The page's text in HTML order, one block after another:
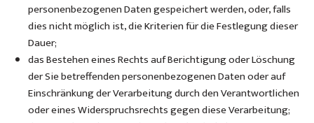
personenbezogenen Daten gespeichert werden, oder, falls
dies nicht möglich ist, die Kriterien für die Festlegung dieser
Dauer;
das Bestehen eines Rechts auf Berichtigung oder Löschung
der Sie betreffenden personenbezogenen Daten oder auf
Einschränkung der Verarbeitung durch den Verantwortlichen
oder eines Widerspruchsrechts gegen diese Verarbeitung;